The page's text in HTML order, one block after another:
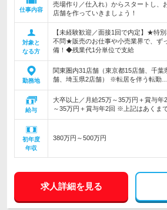
仕事内容
売場作り／仕入れ）からスタートし、
店舗を作っていきましょう！
対象と
なる方
【未経験歓迎／面接1回で内定】★特
不問★販売のお仕事や小売業界で、ず
備！◆残業代1分単位で支給
勤務地
関東圏内31店舗（東京都15店舗、千葉
舗、埼玉県2店舗） ※転居を伴う転勤…
給与
大卒以上／月給25万～35万円＋賞与年
～35万円＋賞与年2回 ※上記はあくま
初年度
年収
380万円～500万円
求人詳細を見る